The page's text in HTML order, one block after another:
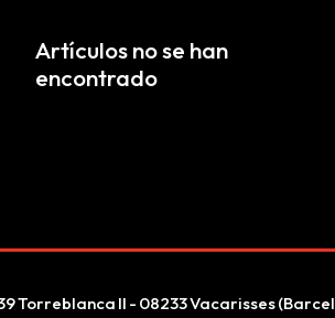
Artículos no se han
encontrado
Torreblanca II - 08233 Vacarisses